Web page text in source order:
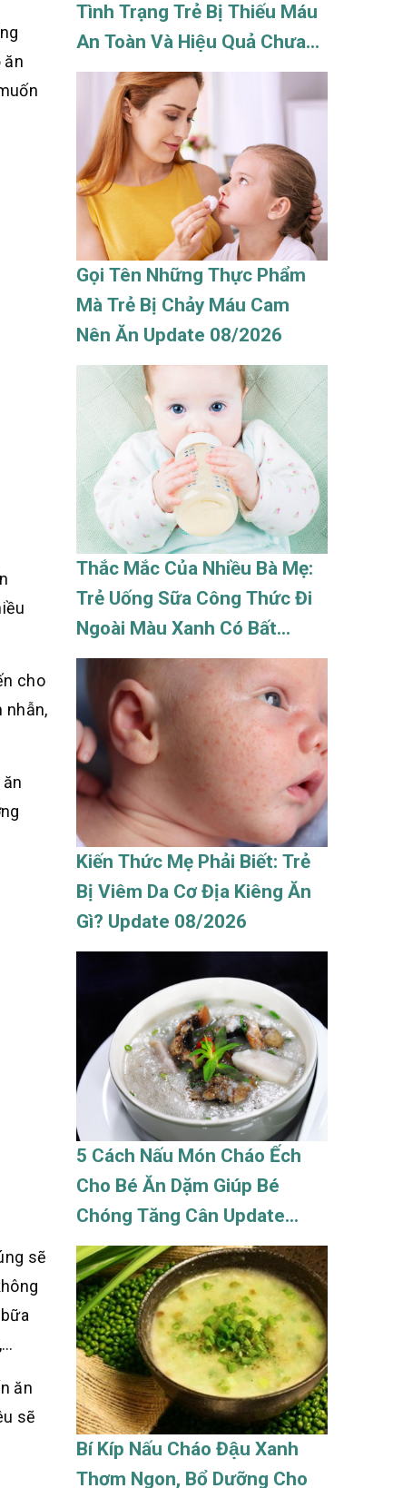
ăn
cho
nhẫn,
sẽ
ăn
sẽ
Tình Trạng Trẻ Bị Thiếu Máu
An Toàn Và Hiệu Quả Chưa?
Update 08/2026
Gọi Tên Những Thực Phẩm
Mà Trẻ Bị Chảy Máu Cam
Nên Ăn Update 08/2026
Thắc Mắc Của Nhiều Bà Mẹ:
Trẻ Uống Sữa Công Thức Đi
Ngoài Màu Xanh Có Bất
Thường? Update 08/2026
Kiến Thức Mẹ Phải Biết: Trẻ
Bị Viêm Da Cơ Địa Kiêng Ăn
Gì? Update 08/2026
5 Cách Nấu Món Cháo Ếch
Cho Bé Ăn Dặm Giúp Bé
Chóng Tăng Cân Update
08/2026
Bí Kíp Nấu Cháo Đậu Xanh
Thơm Ngon, Bổ Dưỡng Cho